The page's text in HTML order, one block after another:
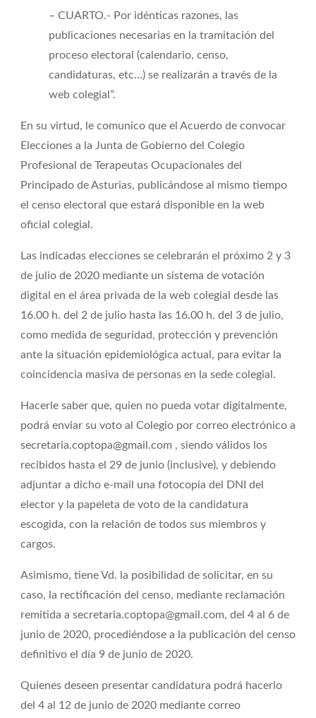
– CUARTO.- Por idénticas razones, las
publicaciones necesarias en la tramitación del
proceso electoral (calendario, censo,
candidaturas, etc…) se realizarán a través de la
web colegial”.
En su virtud, le comunico que el Acuerdo de convocar
Elecciones a la Junta de Gobierno del Colegio
Profesional de Terapeutas Ocupacionales del
Principado de Asturias, publicándose al mismo tiempo
el censo electoral que estará disponible en la web
oficial colegial.
Las indicadas elecciones se celebrarán el próximo 2 y 3
de julio de 2020 mediante un sistema de votación
digital en el área privada de la web colegial desde las
16.00 h. del 2 de julio hasta las 16.00 h. del 3 de julio,
como medida de seguridad, protección y prevención
ante la situación epidemiológica actual, para evitar la
coincidencia masiva de personas en la sede colegial.
Hacerle saber que, quien no pueda votar digitalmente,
podrá enviar su voto al Colegio por correo electrónico a
secretaria.coptopa@gmail.com , siendo válidos los
recibidos hasta el 29 de junio (inclusive), y debiendo
adjuntar a dicho e-mail una fotocopia del DNI del
elector y la papeleta de voto de la candidatura
escogida, con la relación de todos sus miembros y
cargos.
Asimismo, tiene Vd. la posibilidad de solicitar, en su
caso, la rectificación del censo, mediante reclamación
remitida a secretaria.coptopa@gmail.com, del 4 al 6 de
junio de 2020, procediéndose a la publicación del censo
definitivo el día 9 de junio de 2020.
Quienes deseen presentar candidatura podrá hacerlo
del 4 al 12 de junio de 2020 mediante correo